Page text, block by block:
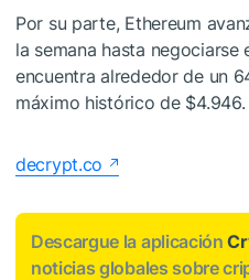
Por su parte, Ethereum
la semana hasta negociarse
encuentra alrededor de un
máximo histórico de $4.946.
decrypt.co
Descargue la aplicación
noticias globales sobre